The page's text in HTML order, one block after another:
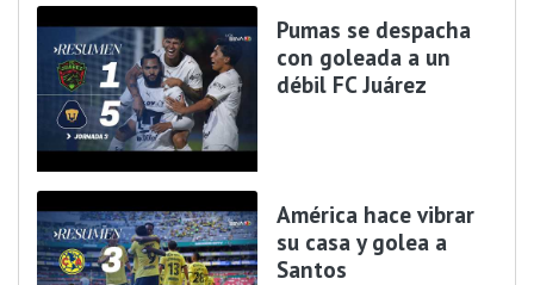
Pumas se despacha
con goleada a un
débil FC Juárez
América hace vibrar
su casa y golea a
Santos